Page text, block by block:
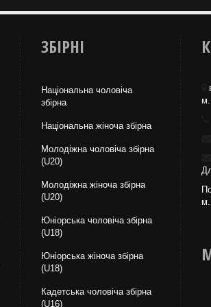
ЗБІРНІ
Національна чоловіча
збірна
Національна жiноча збірна
Молодіжна чоловіча збірна
(U20)
Молодіжна жіноча збірна
(U20)
Юніорська чоловіча збірна
(U18)
Юніорська жіноча збірна
(U18)
Кадетська чоловіча збірна
(U16)
м.